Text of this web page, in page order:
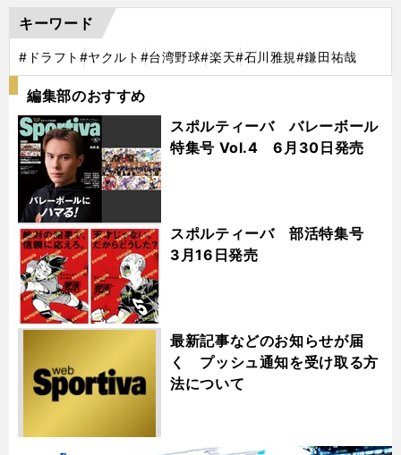
キーワード
#ドラフト #ヤクルト #台湾野球#楽天#石川雅規#鎌田祐哉
編集部のおすすめ
スポルティーバ バレーボール
特集号 Vol.4 6月30日発売
スポルティーバ 部活特集号
3月16日発売
最新記事などのお知らせが届
く プッシュ通知を受け取る方
法について